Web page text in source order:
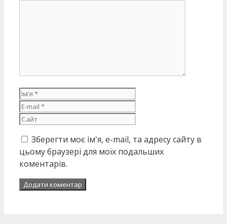
Ім’я
Зберегти моє ім'я, e-mail, та адресу сайту в
цьому браузері для моїх подальших
коментарів.